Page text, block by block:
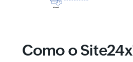
Como o